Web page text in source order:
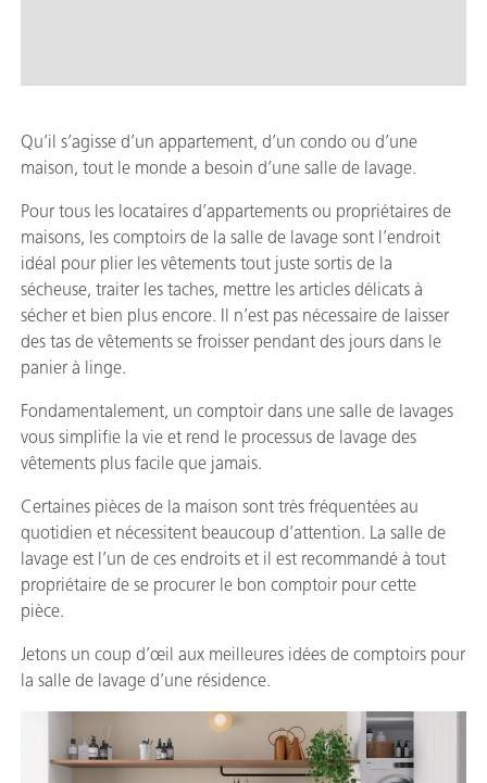
Qu’il s’agisse d’un appartement, d’un condo ou d’une
maison, tout le monde a besoin d’une salle de lavage.
Pour tous les locataires d’appartements ou propriétaires de
maisons, les comptoirs de la salle de lavage sont l’endroit
idéal pour plier les vêtements tout juste sortis de la
sécheuse, traiter les taches, mettre les articles délicats à
sécher et bien plus encore. Il n’est pas nécessaire de laisser
des tas de vêtements se froisser pendant des jours dans le
panier à linge.
Fondamentalement, un comptoir dans une salle de lavages
vous simplifie la vie et rend le processus de lavage des
vêtements plus facile que jamais.
Certaines pièces de la maison sont très fréquentées au
quotidien et nécessitent beaucoup d’attention. La salle de
lavage est l’un de ces endroits et il est recommandé à tout
propriétaire de se procurer le bon comptoir pour cette
pièce.
Jetons un coup d’œil aux meilleures idées de comptoirs pour
la salle de lavage d’une résidence.